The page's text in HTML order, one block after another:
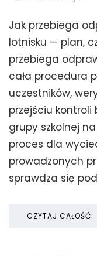
Jak przebiega
lotnisku — plan,
przebiega
cała procedura
uczestników,
przejściu
grupy szkolnej
proces dla
prowadzonych
sprawdza się
CZYTAJ CAŁOŚĆ